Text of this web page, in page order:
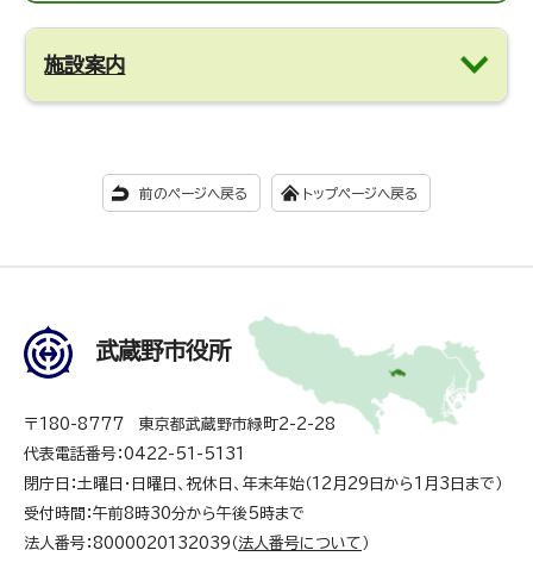
施設案内
前のページへ戻る トップページへ戻る
武蔵野市役所
〒180-8777 東京都武蔵野市緑町2-2-28
代表電話番号：0422-51-5131
閉庁日：土曜日・日曜日、祝休日、年末年始（12月29日から1月3日まで）
受付時間：午前8時30分から午後5時まで
法人番号：8000020132039（ 法人番号について ）